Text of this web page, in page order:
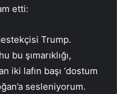
etti:
Trump.
bu şımarıklığı,
iki lafın başı ‘dostum
sesleniyorum.